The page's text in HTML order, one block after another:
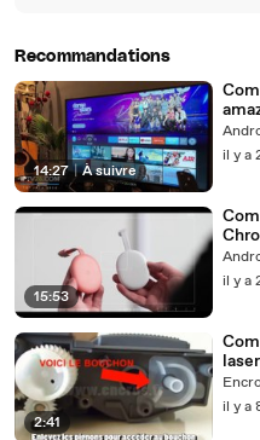
Recommandations
14:27 | À suivre
il y a
15:53
il y a
2:41
il y a